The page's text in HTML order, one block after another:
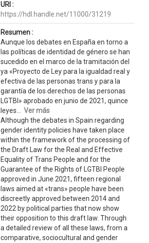
URI :
https://hdl.handle.net/11000/31219
Resumen :
Aunque los debates en España en torno a
las políticas de identidad de género se han
sucedido en el marco de la tramitación del
ya «Proyecto de Ley para la igualdad real y
efectiva de las personas trans y para la
garantía de los derechos de las personas
LGTBI» aprobado en junio de 2021, quince
leyes... Ver más
Although the debates in Spain regarding
gender identity policies have taken place
within the framework of the processing of
the Draft Law for the Real and Effective
Equality of Trans People and for the
Guarantee of the Rights of LGTBI People
approved in June 2021, fifteen regional
laws aimed at «trans» people have been
discreetly approved between 2014 and
2022 by political parties that now show
their opposition to this draft law. Through
a detailed review of all these laws, from a
comparative, sociocultural and gender